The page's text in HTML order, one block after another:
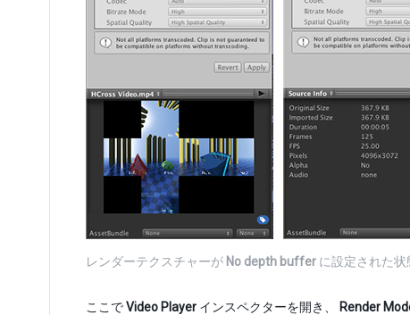
レンダーテクスチャーが No depth buffer に設定された状
ここでVideo Player インスペクターを開き、 Render